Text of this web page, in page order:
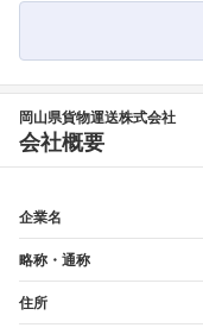
岡山県貨物運送株式会社
会社概要
企業名
略称・通称
住所